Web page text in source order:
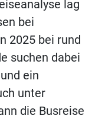
lag
bei
2025 bei rund
suchen dabei
ein
unter
die Busreise